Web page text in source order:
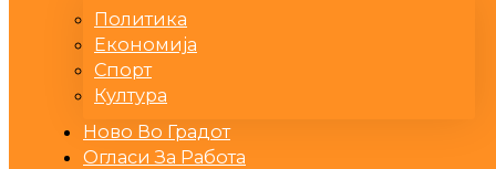
Политика
Економија
Спорт
Култура
Ново Во Градот
Огласи За Работа